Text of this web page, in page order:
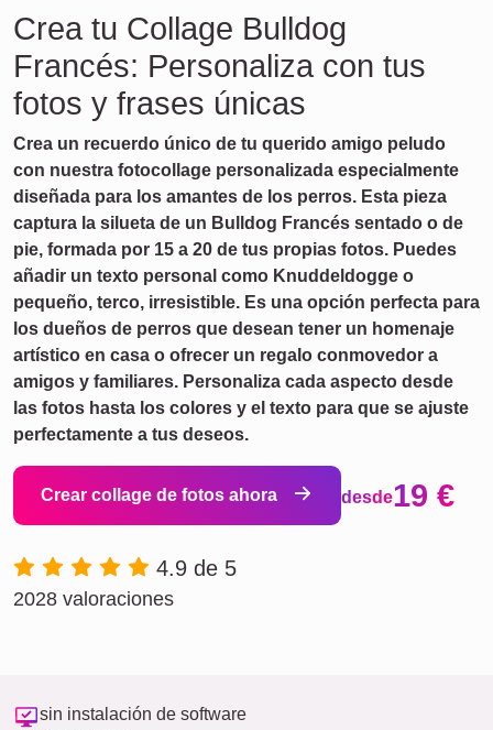
Crea tu Collage Bulldog
Francés: Personaliza con tus
fotos y frases únicas
Crea un recuerdo único de tu querido amigo peludo
con nuestra fotocollage personalizada especialmente
diseñada para los amantes de los perros. Esta pieza
captura la silueta de un Bulldog Francés sentado o de
pie, formada por 15 a 20 de tus propias fotos. Puedes
añadir un texto personal como Knuddeldogge o
pequeño, terco, irresistible. Es una opción perfecta para
los dueños de perros que desean tener un homenaje
artístico en casa o ofrecer un regalo conmovedor a
amigos y familiares. Personaliza cada aspecto desde
las fotos hasta los colores y el texto para que se ajuste
perfectamente a tus deseos.
Crear collage de fotos ahora desde19 €
4.9 de 5
2028 valoraciones
sin instalación de software